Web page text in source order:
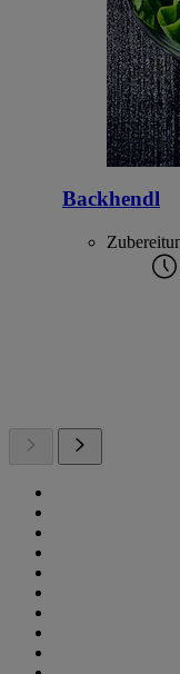
Backhendl